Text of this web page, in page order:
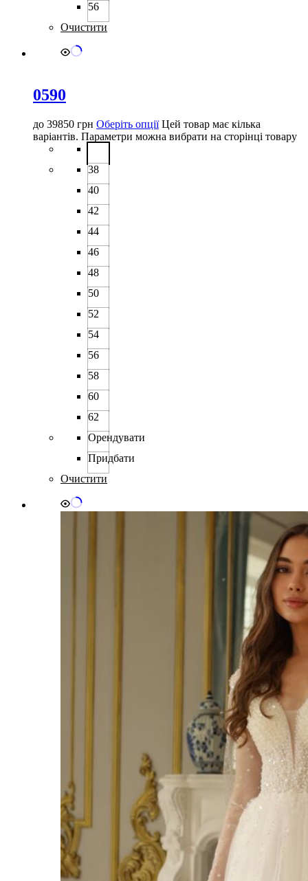
56
Очистити
0590
до 39850 грн Оберіть опції Цей товар має кілька
варіантів. Параметри можна вибрати на сторінці товару
38
40
42
44
46
48
50
52
54
56
58
60
62
Орендувати
Придбати
Очистити